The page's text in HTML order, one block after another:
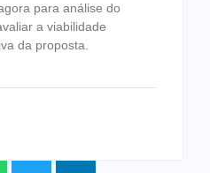
para análise do
a viabilidade
da proposta.